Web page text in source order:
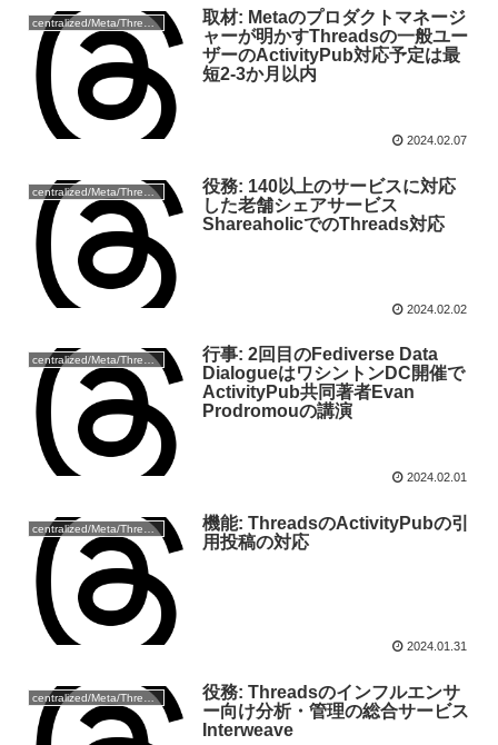
centralized/Meta/Threads
取材: Metaのプロダクトマネージ
ャーが明かすThreadsの一般ユー
ザーのActivityPub対応予定は最
短2-3か月以内
2024.02.07
centralized/Meta/Threads
役務: 140以上のサービスに対応
した老舗シェアサービス
ShareaholicでのThreads対応
2024.02.02
centralized/Meta/Threads
行事: 2回目のFediverse Data
DialogueはワシントンDC開催で
ActivityPub共同著者Evan
Prodromouの講演
2024.02.01
centralized/Meta/Threads
機能: ThreadsのActivityPubの引
用投稿の対応
2024.01.31
centralized/Meta/Threads
役務: Threadsのインフルエンサ
ー向け分析・管理の総合サービス
Interweave